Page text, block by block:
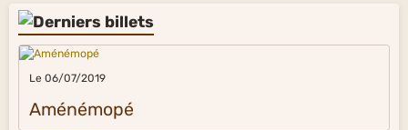
Le 06/07/2019
Aménémopé